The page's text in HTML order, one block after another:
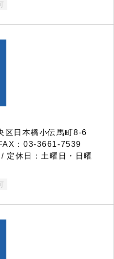
日本橋小伝馬町8-6
：03-3661-7539
定休日：土曜日・日曜